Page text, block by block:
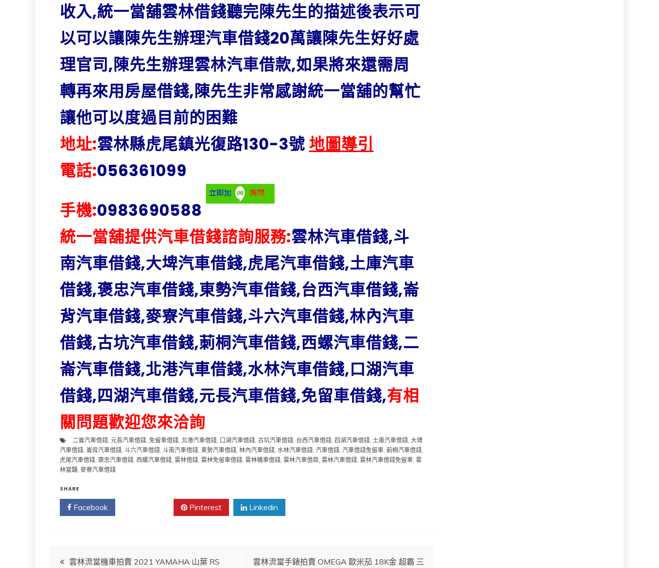
收入,統一當舖雲林借錢聽完陳先生的描述後表示可
以可以讓陳先生辦理汽車借錢20萬讓陳先生好好處
理官司,陳先生辦理雲林汽車借款,如果將來還需周
轉再來用房屋借錢,陳先生非常感謝統一當舖的幫忙
讓他可以度過目前的困難
地址:雲林縣虎尾鎮光復路130-3號 地圖導引
電話:056361099
手機:0983690588
統一當舖提供汽車借錢諮詢服務:雲林汽車借錢,斗
南汽車借錢,大埤汽車借錢,虎尾汽車借錢,土庫汽車
借錢,褒忠汽車借錢,東勢汽車借錢,台西汽車借錢,崙
背汽車借錢,麥寮汽車借錢,斗六汽車借錢,林內汽車
借錢,古坑汽車借錢,莿桐汽車借錢,西螺汽車借錢,二
崙汽車借錢,北港汽車借錢,水林汽車借錢,口湖汽車
借錢,四湖汽車借錢,元長汽車借錢,免留車借錢,有相
關問題歡迎您來洽詢
二崙汽車借錢, 元長汽車借錢, 免留車借錢, 北港汽車借錢, 口湖汽車借錢, 古坑汽車借錢, 台西汽車借錢, 四湖汽車借錢, 土庫汽車借錢, 大埤
汽車借錢, 崙背汽車借錢, 斗六汽車借錢, 斗南汽車借錢, 東勢汽車借錢, 林內汽車借錢, 水林汽車借錢, 汽車借錢, 汽車借錢免留車, 莿桐汽車借錢,
虎尾汽車借錢, 褒忠汽車借錢, 西螺汽車借錢, 雲林借錢, 雲林免留車借錢, 雲林機車借錢, 雲林汽車借款, 雲林汽車借錢, 雲林汽車借錢免留車, 雲
林當舖, 麥寮汽車借錢
SHARE
Facebook Pinterest Linkedin
文 雲林流當機車拍賣 2021 YAMAHA 山葉 RS 雲林流當手錶拍賣 OMEGA 歐米茄 18K金 超霸 三